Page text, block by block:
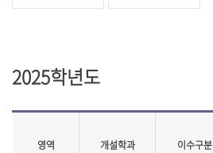
2025학년도
영역 개설학과 이수구분